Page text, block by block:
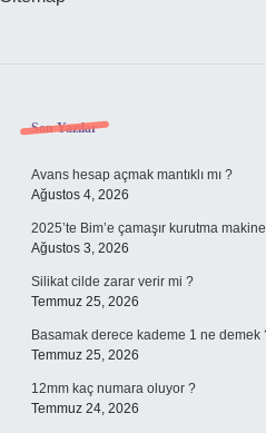
Sidebar
Son Yazılar
Avans hesap açmak mantıklı mı ?
Ağustos 4, 2026
2025’te Bim’e çamaşır kurutma
Ağustos 3, 2026
Silikat cilde zarar verir mi ?
Temmuz 25, 2026
Basamak derece kademe 1 ne demek
Temmuz 25, 2026
12mm kaç numara oluyor ?
Temmuz 24, 2026